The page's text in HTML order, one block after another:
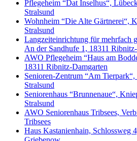
Pflegeheim “Dat Inselhus“,
Stralsund
Wohnheim “Die Alte Gärtnerei“,
Stralsund
Langzeiteinrichtung für mehrfach
An der Sandhufe 1, 18311
AWO Pflegeheim “Haus am
18311 Ribnitz-Damgarten
Senioren-Zentrum “Am
Stralsund
Seniorenhaus “Brunnenaue“,
Stralsund
AWO Seniorenhaus Tribsees,
Tribsees
Haus Kastanienhain, Schlossweg